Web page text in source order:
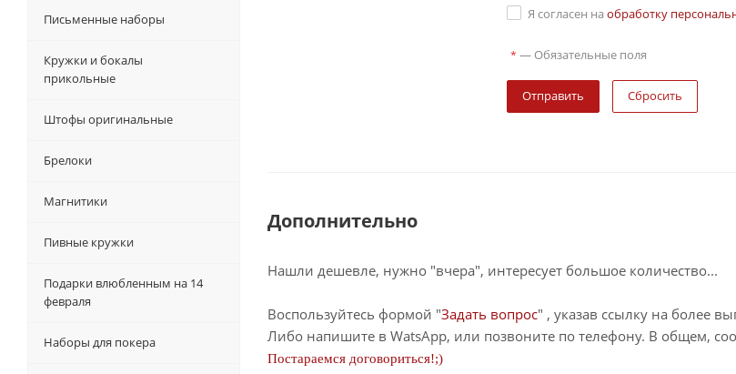
Я согласен на обработку
* — Обязательные поля
Сбросить
Дополнительно
Нашли дешевле, нужно "вчера", интересует большое количество...
Воспользуйтесь формой "Задать вопрос" , указав ссылку на более
Либо напишите в WatsApp, или позвоните по телефону. В общем,
Постараемся договориться!;)
Письменные наборы
Кружки и бокалы
прикольные
Штофы оригинальные
Брелоки
Магнитики
Пивные кружки
Подарки влюбленным на 14
февраля
Наборы для покера